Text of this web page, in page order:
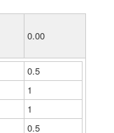
0.00
0.5
1
1
0.5